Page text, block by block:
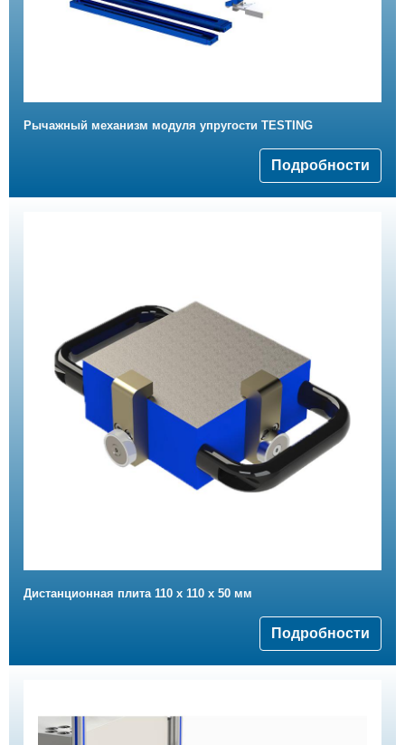
Рычажный механизм модуля упругости TESTING
Подробности
Дистанционная плита 110 х 110 х 50 мм
Подробности